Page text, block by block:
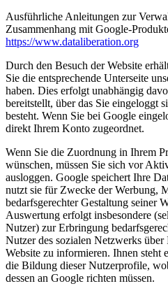
Ausführliche Anleitungen zur
Zusammenhang mit Google-
https://www.dataliberation.org
Durch den Besuch der Website
Sie die entsprechende Unterseite
haben. Dies erfolgt unabhängig
bereitstellt, über das Sie eingeloggt
besteht. Wenn Sie bei Google
direkt Ihrem Konto zugeordnet.
Wenn Sie die Zuordnung in Ihrem
wünschen, müssen Sie sich vor
ausloggen. Google speichert Ihre
nutzt sie für Zwecke der Werbung,
bedarfsgerechter Gestaltung seiner
Auswertung erfolgt insbesondere
Nutzer) zur Erbringung
Nutzer des sozialen Netzwerks
Website zu informieren. Ihnen steht
die Bildung dieser Nutzerprofile,
dessen an Google richten müssen.